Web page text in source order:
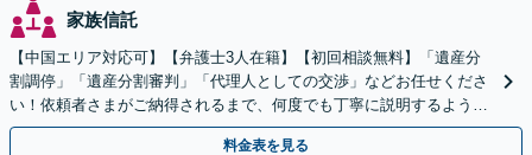
家族信託
【中国エリア対応可】【弁護士3人在籍】【初回相談無料】「遺産分
割調停」「遺産分割審判」「代理人としての交渉」などお任せくださ
い！依頼者さまがご納得されるまで、何度でも丁寧に説明するよう心
掛けています【土日祝／夜間対応可】【当日／電話相談可】
料金表を見る